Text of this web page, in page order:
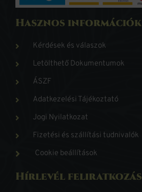
Hasznos információk
Kérdések és válaszok
Letölthető Dokumentumok
ÁSZF
Adatkezelési Tájékoztató
Jogi Nyilatkozat
Fizetési és szállítási tudnivalók
Cookie beállítások
Hírlevél feliratkozás